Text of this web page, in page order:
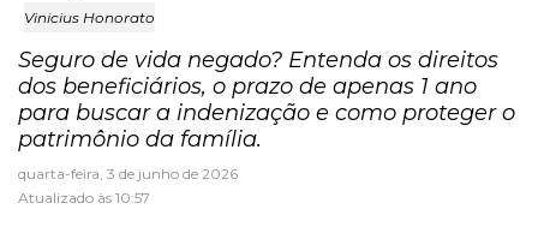
Vinicius Honorato
Seguro de vida negado? Entenda os direitos
dos beneficiários, o prazo de apenas 1 ano
para buscar a indenização e como proteger o
patrimônio da família.
quarta-feira, 3 de junho de 2026
Atualizado às 10:57